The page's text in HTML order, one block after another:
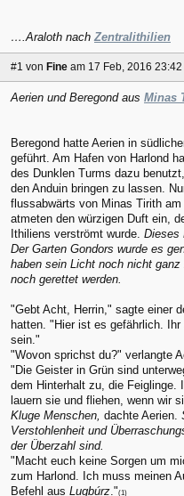
….Araloth nachZentralithilien
#1 von Fine am 17 Feb, 2016 23:42
Aerien und Beregond aus Minas
Beregond hatte Aerien in
geführt. Am Hafen von Harlond
des Dunklen Turms dazu
den Anduin bringen zu lassen.
flussabwärts von Minas Tirith
atmeten den würzigen Duft ein,
Ithiliens verströmt wurde. Dieses
Der Garten Gondors wurde es
haben sein Licht noch nicht
noch gerettet werden.
"Gebt Acht, Herrin," sagte einer
hatten. "Hier ist es gefährlich.
sein."
"Wovon sprichst du?" verlangte
"Die Geister in Grün sind
dem Hinterhalt zu, die Feiglinge.
lauern sie und fliehen, wenn wir
Kluge Menschen, dachte Aerien.
Verstohlenheit und
der Überzahl sind.
"Macht euch keine Sorgen um
zum Harlond. Ich muss meinen
Befehl aus Lugbúrz ."(1)